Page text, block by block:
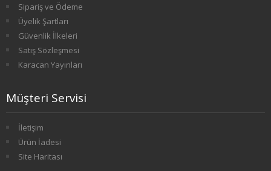
1. SINIF 1. YARIYIL HAVACILIK
1. SINIF 2. YARIYIL HAVACILIK
2. SINIF 3. YARIYIL HAVACILIK
2. SINIF 4. YARIYIL HAVACILIK
3. SINIF 6. YARIYIL HAVACILIK
Sipariş ve Ödeme
Üyelik Şartları
Güvenlik İlkeleri
Satış Sözleşmesi
Karacan Yayınları
Müşteri Servisi
İletişim
Ürün İadesi
Site Haritası